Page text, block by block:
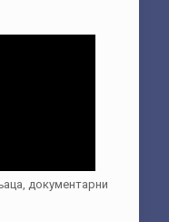
документарни